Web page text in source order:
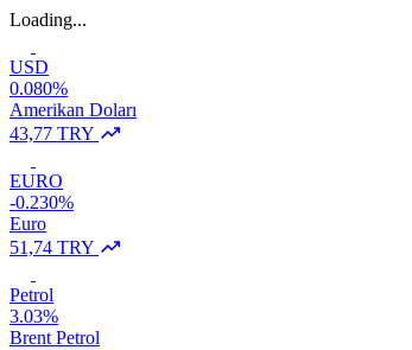
Loading...
USD
0.080%
Amerikan Doları
43,77 TRY
EURO
-0.230%
Euro
51,74 TRY
Petrol
3.03%
Brent Petrol